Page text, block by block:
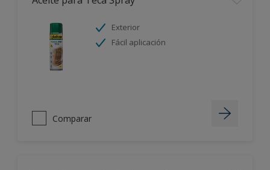
Exterior
Fácil aplicación
Comparar